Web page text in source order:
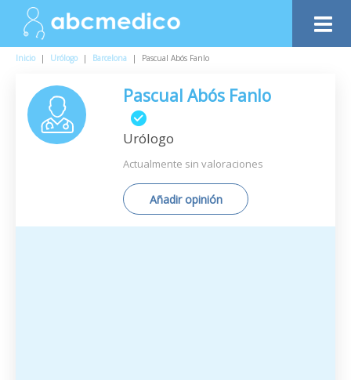
Inicio | Urólogo | Barcelona | Pascual Abós Fanlo
Pascual Abós Fanlo
Urólogo
Actualmente sin valoraciones
Añadir opinión